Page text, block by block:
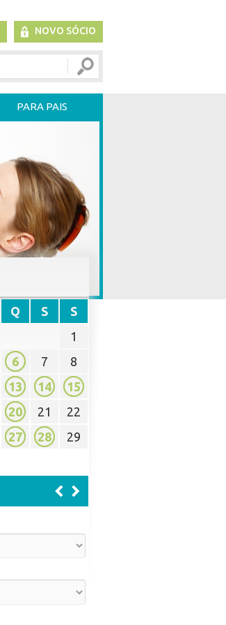
NOVO SÓCIO
PARA PAIS
Q S
S
1
6 7
8
13 14
15
20 21
22
27 28
29